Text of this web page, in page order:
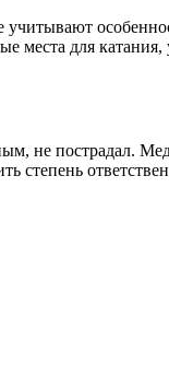
места для
не пострадал.
степень